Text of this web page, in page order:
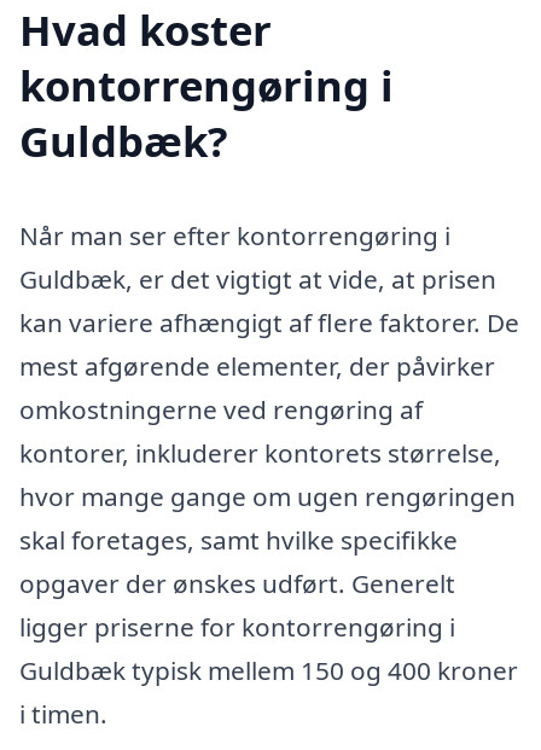
Hvad koster
kontorrengøring i
Guldbæk?
Når man ser efter kontorrengøring i
Guldbæk, er det vigtigt at vide, at prisen
kan variere afhængigt af flere faktorer. De
mest afgørende elementer, der påvirker
omkostningerne ved rengøring af
kontorer, inkluderer kontorets størrelse,
hvor mange gange om ugen rengøringen
skal foretages, samt hvilke specifikke
opgaver der ønskes udført. Generelt
ligger priserne for kontorrengøring i
Guldbæk typisk mellem 150 og 400 kroner
i timen.